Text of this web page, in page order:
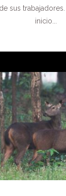
sus
inicio...